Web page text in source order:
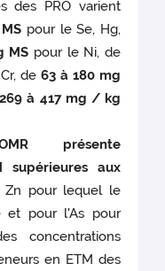
des PRO varient
pour le Se, Hg,
MS pour le Ni, de
de63 à 180 mg
269 à 417 mg / kg
présente
supérieures aux
pour lequel le
et pour l'As pour
concentrations
en ETM des